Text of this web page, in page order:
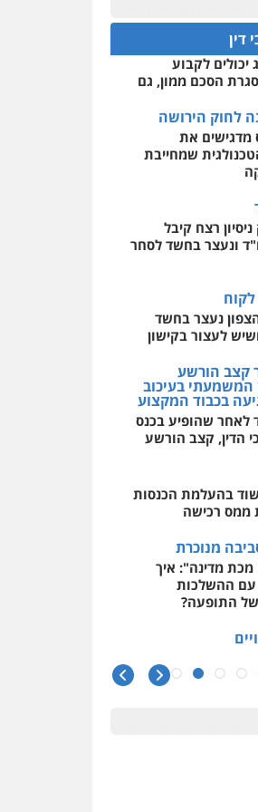
סייבר ניהול
פליליים
דרוויש נאשף
פשיעה חמורה
ביאדי – משרד
דין
דיני תעבורה מעצרים
איהאב זבידאת
עבירות המתה
מין
אליה חן ברק
פשיעה חמורה
בחקירות ומעצרים
נוער
אריה פטר
סגן מנהל המחלקה
אתרים
הגנה גיבוי
דין
התחלה חדשה
מקצועיים לעורכי
דין
חוק יחסי ממון
יכולים לקבוע
הסכם ממון, גם
מדגישים את
שמחייבת
רצח קיבל
ונעצר בחשד לסחר
נעצר בחשד
לעצור בקישון
קצב הורשע
המשמעתי בעיכוב
בכבוד המקצוע
לאחר שהופיע בכנס
הדין, קצב הורשע
בהעלמת הכנסות
ממס רכישה
מנוכרת
מכת מדינה": איך
עם ההשלכות
התופעה?
שופטים בחרה